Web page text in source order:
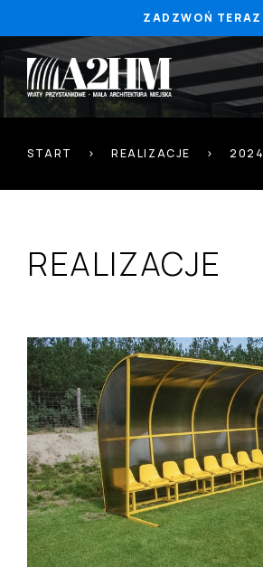
ZADZWOŃ TERAZ
START › REALIZACJE › 2024
REALIZACJE